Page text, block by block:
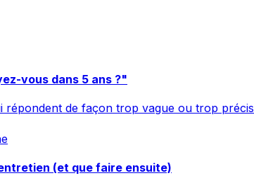
vous dans 5 ans ?"
répondent de façon trop vague ou trop
(et que faire ensuite)